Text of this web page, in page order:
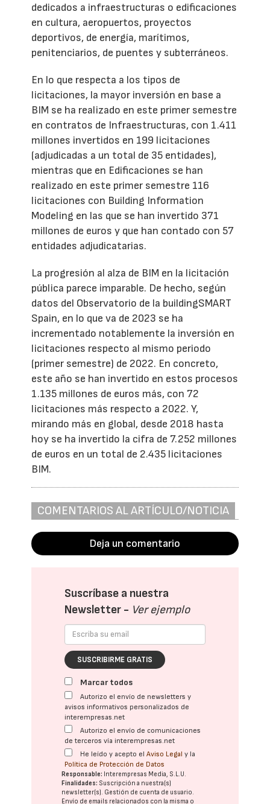
dedicados a infraestructuras o edificaciones
en cultura, aeropuertos, proyectos
deportivos, de energía, marítimos,
penitenciarios, de puentes y subterráneos.
En lo que respecta a los tipos de
licitaciones, la mayor inversión en base a
BIM se ha realizado en este primer semestre
en contratos de Infraestructuras, con 1.411
millones invertidos en 199 licitaciones
(adjudicadas a un total de 35 entidades),
mientras que en Edificaciones se han
realizado en este primer semestre 116
licitaciones con Building Information
Modeling en las que se han invertido 371
millones de euros y que han contado con 57
entidades adjudicatarias.
La progresión al alza de BIM en la licitación
pública parece imparable. De hecho, según
datos del Observatorio de la buildingSMART
Spain, en lo que va de 2023 se ha
incrementado notablemente la inversión en
licitaciones respecto al mismo periodo
(primer semestre) de 2022. En concreto,
este año se han invertido en estos procesos
1.135 millones de euros más, con 72
licitaciones más respecto a 2022. Y,
mirando más en global, desde 2018 hasta
hoy se ha invertido la cifra de 7.252 millones
de euros en un total de 2.435 licitaciones
BIM.
COMENTARIOS AL ARTÍCULO/NOTICIA
Deja un comentario
Suscríbase a nuestra
Newsletter - Ver ejemplo
SUSCRIBIRME GRATIS
Marcar todos
Autorizo el envío de newsletters y
avisos informativos personalizados de
interempresas.net
Autorizo el envío de comunicaciones
de terceros vía interempresas.net
He leído y acepto elAviso Legal y la
Política de Protección de Datos
Responsable: Interempresas Media, S.L.U.
Finalidades: Suscripción a nuestra(s)
newsletter(s). Gestión de cuenta de usuario.
Envío de emails relacionados con la misma o